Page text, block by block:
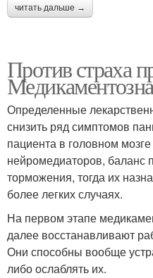
читать дальше →
Против страха
Определенные
снизить ряд симптомов
пациента в головном
нейромедиаторов, баланс
торможения, тогда их
более легких случаях.
На первом этапе
далее восстанавливают
Они способны вообще
либо ослаблять их.